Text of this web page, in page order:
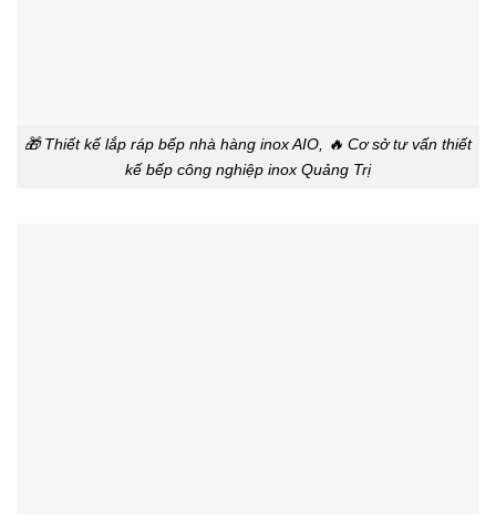
🎁 Thiết kế lắp ráp bếp nhà hàng inox AIO, 🔥 Cơ sở tư vấn thiết
kế bếp công nghiệp inox Quảng Trị